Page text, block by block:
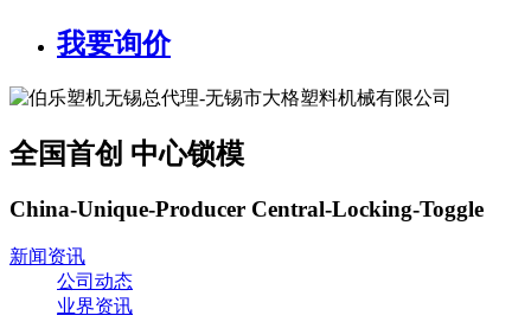
我要询价
全国首创 中心锁模
China-Unique-Producer Central-Locking-Toggle
新闻资讯
公司动态
业界资讯